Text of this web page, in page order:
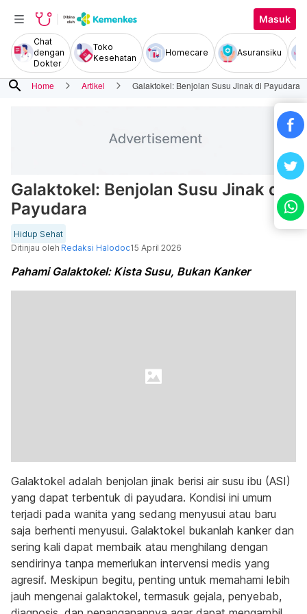
Masuk
Chat
dengan
Dokter
Toko
Kesehatan
Homecare Asuransiku
search Home Artikel Galaktokel: Benjolan Susu Jinak di Payudara
Galaktokel: Benjolan Susu Jinak di
Payudara
Hidup Sehat
Ditinjau oleh Redaksi Halodoc15 April 2026
Pahami Galaktokel: Kista Susu, Bukan Kanker
Galaktokel adalah benjolan jinak berisi air susu ibu (ASI)
yang dapat terbentuk di payudara. Kondisi ini umum
terjadi pada wanita yang sedang menyusui atau baru
saja berhenti menyusui. Galaktokel bukanlah kanker dan
sering kali dapat membaik atau menghilang dengan
sendirinya tanpa memerlukan intervensi medis yang
agresif. Meskipun begitu, penting untuk memahami lebih
jauh mengenai galaktokel, termasuk gejala, penyebab,